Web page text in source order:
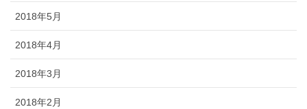
2018年5月
2018年4月
2018年3月
2018年2月